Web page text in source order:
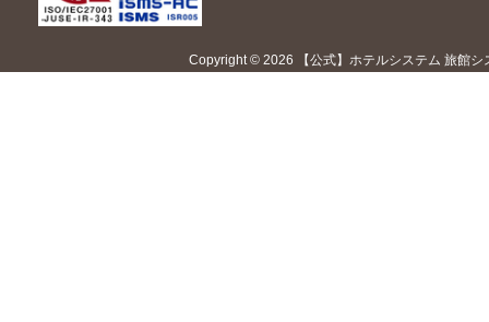
Copyright © 2026 【公式】ホテルシステム 旅館